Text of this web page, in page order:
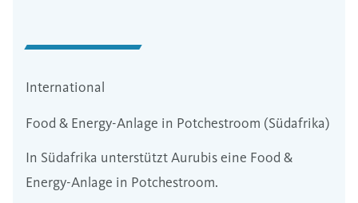
International
Food & Energy-Anlage in Potchestroom (Südafrika)
In Südafrika unterstützt Aurubis eine Food &
Energy-Anlage in Potchestroom.